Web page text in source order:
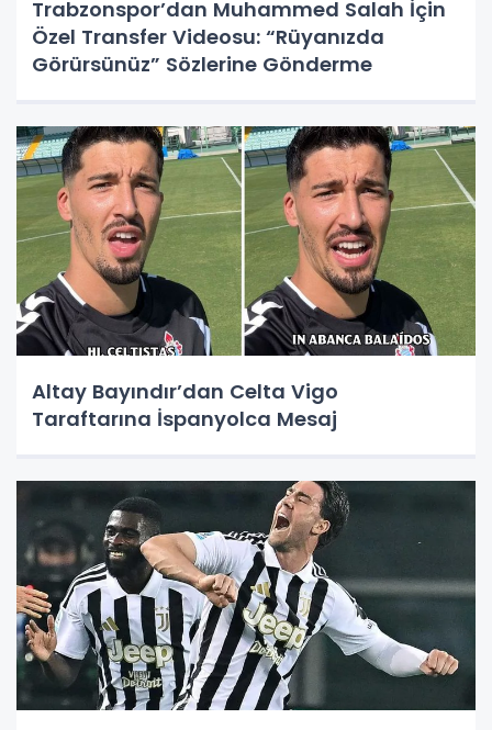
Trabzonspor’dan Muhammed Salah İçin
Özel Transfer Videosu: “Rüyanızda
Görürsünüz” Sözlerine Gönderme
Altay Bayındır’dan Celta Vigo
Taraftarına İspanyolca Mesaj